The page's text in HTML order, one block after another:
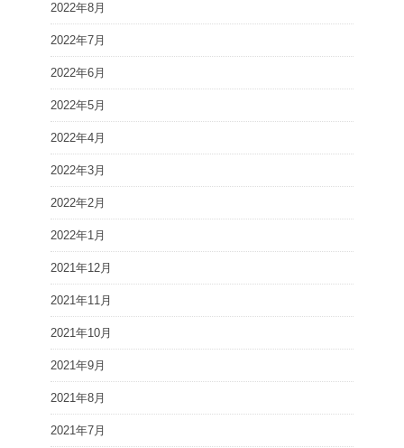
2022年8月
2022年7月
2022年6月
2022年5月
2022年4月
2022年3月
2022年2月
2022年1月
2021年12月
2021年11月
2021年10月
2021年9月
2021年8月
2021年7月